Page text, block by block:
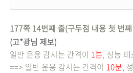
177쪽 14번째 줄(구두점 내용 첫
(고*광님 제보)
일반 운용 감시는 간격이 1분, 성능
==> 일반 운용 감시는 간격이 10분,